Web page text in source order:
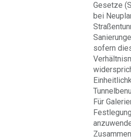
Gesetze
bei
sofern
Für